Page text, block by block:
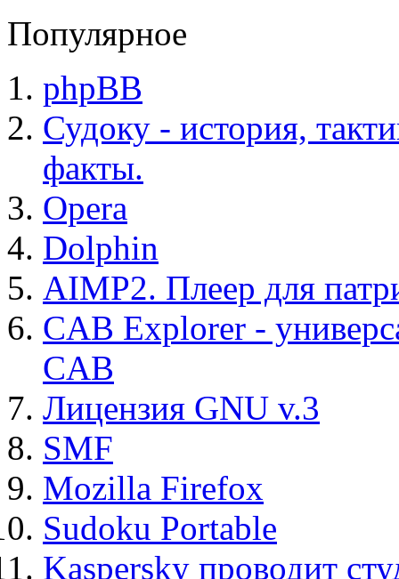
Популярное
phpBB
Судоку - история,
факты.
Opera
Dolphin
AIMP2. Плеер для
CAB Explorer -
CAB
Лицензия GNU v.3
SMF
Mozilla Firefox
Sudoku Portable
Kaspersky проводит